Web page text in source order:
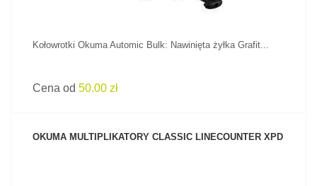
Kołowrotki Okuma Automic Bulk: Nawinięta żyłka Grafit...
Cena od 50.00 zł
OKUMA MULTIPLIKATORY CLASSIC LINECOUNTER XPD